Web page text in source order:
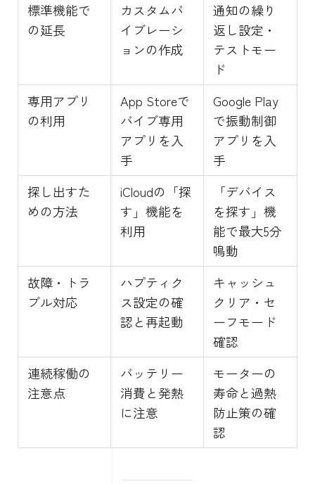
標準機能で
の延長
カスタムバ
イブレーシ
ョンの作成
通知の繰り
返し設定・
テストモー
ド
専用アプリ
の利用
App Storeで
バイブ専用
アプリを入
手
Google Play
で振動制御
アプリを入
手
探し出すた
めの方法
iCloudの「探
す」機能を
利用
「デバイス
を探す」機
能で最大5分
鳴動
故障・トラ
ブル対応
ハプティク
ス設定の確
認と再起動
キャッシュ
クリア・セ
ーフモード
確認
連続稼働の
注意点
バッテリー
消費と発熱
に注意
モーターの
寿命と過熱
防止策の確
認